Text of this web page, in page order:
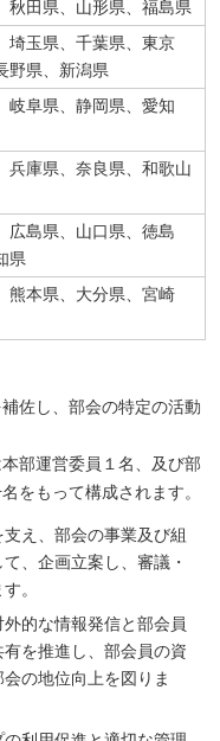
秋田県、山形県、福島県
埼玉県、千葉県、東京
野県、新潟県
岐阜県、静岡県、愛知
兵庫県、奈良県、和歌山
広島県、山口県、徳島
県
熊本県、大分県、宮崎
佐し、部会の特定の活動
部運営委員１名、及び部
をもって構成されます。
え、部会の事業及び組
、企画立案し、審議・
。
的な情報発信と部会員
を推進し、部会員の資
の地位向上を図りま